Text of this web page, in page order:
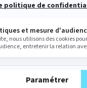
Paiement 3x ou 4x sans
Demande de retour
Faire une réclamation